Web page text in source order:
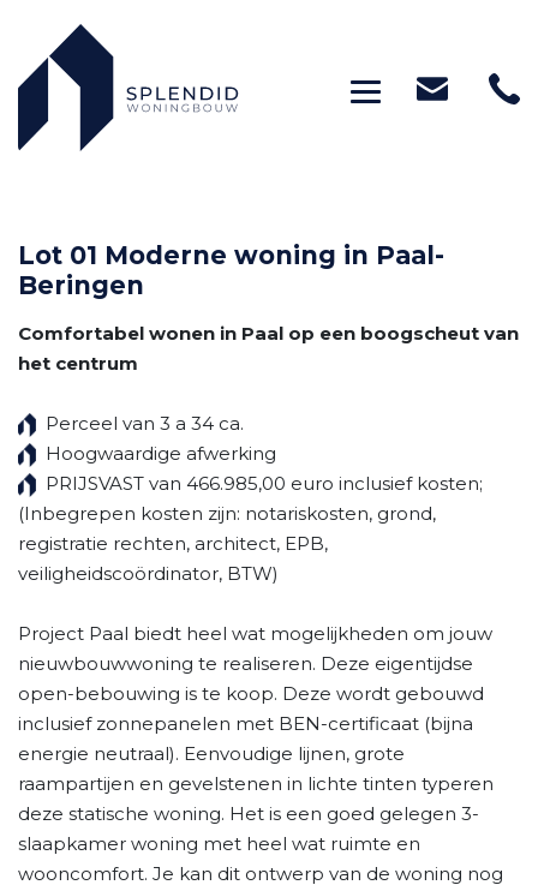
Toggle
Lot 01 Moderne woning in Paal-
Beringen
Comfortabel wonen in Paal op een boogscheut van
het centrum
Perceel van 3 a 34 ca.
Hoogwaardige afwerking
PRIJSVAST van 466.985,00 euro inclusief kosten;
(Inbegrepen kosten zijn: notariskosten, grond,
registratie rechten, architect, EPB,
veiligheidscoördinator, BTW)
Project Paal biedt heel wat mogelijkheden om jouw
nieuwbouwwoning te realiseren. Deze eigentijdse
open-bebouwing is te koop. Deze wordt gebouwd
inclusief zonnepanelen met BEN-certificaat (bijna
energie neutraal). Eenvoudige lijnen, grote
raampartijen en gevelstenen in lichte tinten typeren
deze statische woning. Het is een goed gelegen 3-
slaapkamer woning met heel wat ruimte en
wooncomfort. Je kan dit ontwerp van de woning nog